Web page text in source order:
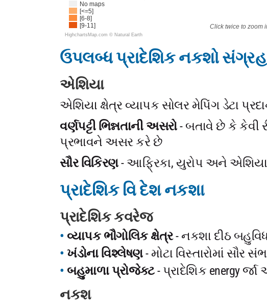
Click twice to zoom
No maps
[<=5]
[6-8]
[9-11]
HighchartsMap.com © Natural Earth
ઉપલબ્ધ પ્રાદેશિક નકશો સંગ્રહ
એશિયા
એશિયા ક્ષેત્ર વ્યાપક સોલર મેપિંગ ડેટા
વર્ણપટ્ટી ભિન્નતાની અસરો- બતાવે છે કે કેવી
પ્રભાવને અસર કરે છે
સૌર વિકિરણ- આફ્રિકા, યુરોપ અને એશિયા
પ્રાદેશિક વિ દેશ નકશા
પ્રાદેશિક કવરેજ
વ્યાપક ભૌગોલિક ક્ષેત્ર- નકશા દીઠ
ખંડોના વિશ્લેષણ- મોટા વિસ્તારોમાં સૌર
બહુમાળા પ્રોજેક્ટ- પ્રાદેશિક energy
નકશ